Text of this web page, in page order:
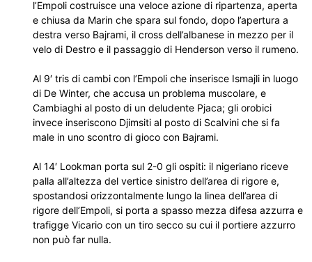
l’Empoli costruisce una veloce azione di ripartenza, aperta
e chiusa da Marin che spara sul fondo, dopo l’apertura a
destra verso Bajrami, il cross dell’albanese in mezzo per il
velo di Destro e il passaggio di Henderson verso il rumeno.
Al 9′ tris di cambi con l’Empoli che inserisce Ismajli in luogo
di De Winter, che accusa un problema muscolare, e
Cambiaghi al posto di un deludente Pjaca; gli orobici
invece inseriscono Djimsiti al posto di Scalvini che si fa
male in uno scontro di gioco con Bajrami.
Al 14′ Lookman porta sul 2-0 gli ospiti: il nigeriano riceve
palla all’altezza del vertice sinistro dell’area di rigore e,
spostandosi orizzontalmente lungo la linea dell’area di
rigore dell’Empoli, si porta a spasso mezza difesa azzurra e
trafigge Vicario con un tiro secco su cui il portiere azzurro
non può far nulla.